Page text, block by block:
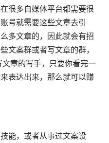
很多自媒体平台都需要很
号就需要这些文章去引
多文章的，因此就会有招
文案群或者写文章的群，
章的写手，只要你看完一
表达出来，那么就可以赚
能，或者从事过文案设